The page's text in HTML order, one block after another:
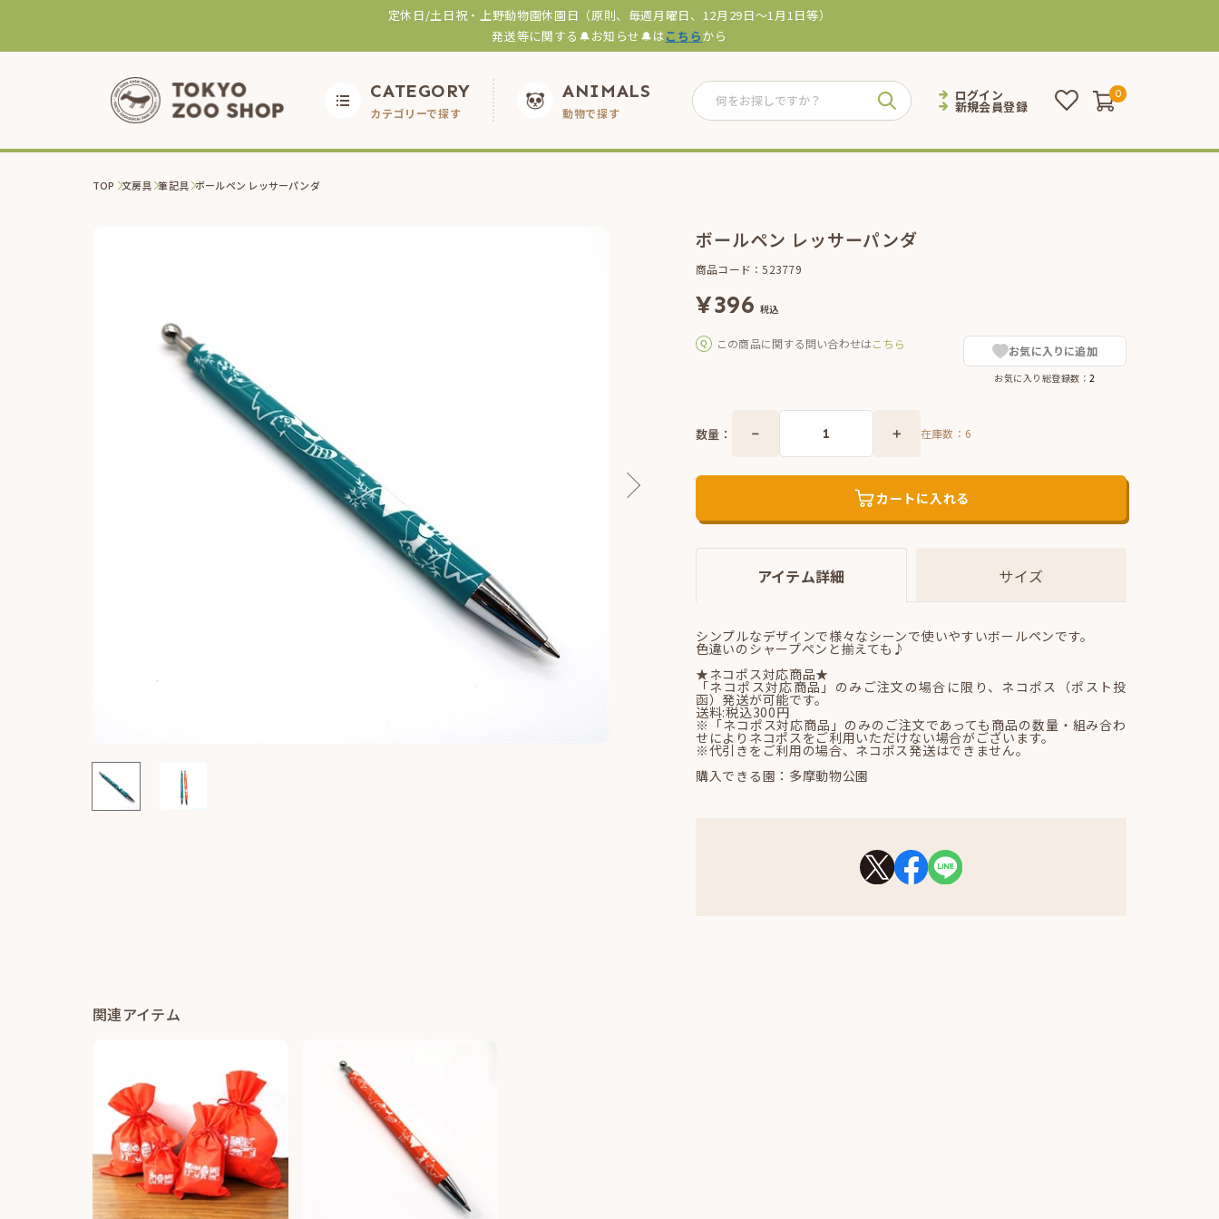
定休日/土日祝・上野動物園休園日（原則、毎週月曜日、12月29日～1月1日等）
発送等に関する🔔お知らせ🔔はこちらから
CATEGORY
カテゴリーで探す
ANIMALS
動物で探す
ログイン
新規会員登録
0
TOP 文房具 筆記具 ボールペン レッサーパンダ
ボールペン レッサーパンダ
商品コード：523779
¥396 税込
この商品に関する問い合わせはこちら お気に入りに追加
お気に入り総登録数：2
数量： 在庫数： 6
カートに入れる
アイテム詳細 サイズ
シンプルなデザインで様々なシーンで使いやすいボールペンです。
色違いのシャープペンと揃えても♪
★ネコポス対応商品★
「ネコポス対応商品」のみご注文の場合に限り、ネコポス（ポスト投
函）発送が可能です。
送料:税込300円
※「ネコポス対応商品」のみのご注文であっても商品の数量・組み合わ
せによりネコポスをご利用いただけない場合がございます。
※代引きをご利用の場合、ネコポス発送はできません。
購入できる園：多摩動物公園
関連アイテム